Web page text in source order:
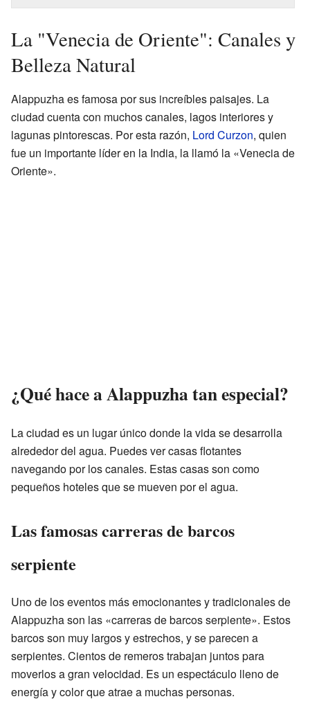
La "Venecia de Oriente": Canales y
Belleza Natural
Alappuzha es famosa por sus increíbles paisajes. La
ciudad cuenta con muchos canales, lagos interiores y
lagunas pintorescas. Por esta razón, Lord Curzon, quien
fue un importante líder en la India, la llamó la «Venecia de
Oriente».
¿Qué hace a Alappuzha tan especial?
La ciudad es un lugar único donde la vida se desarrolla
alrededor del agua. Puedes ver casas flotantes
navegando por los canales. Estas casas son como
pequeños hoteles que se mueven por el agua.
Las famosas carreras de barcos
serpiente
Uno de los eventos más emocionantes y tradicionales de
Alappuzha son las «carreras de barcos serpiente». Estos
barcos son muy largos y estrechos, y se parecen a
serpientes. Cientos de remeros trabajan juntos para
moverlos a gran velocidad. Es un espectáculo lleno de
energía y color que atrae a muchas personas.